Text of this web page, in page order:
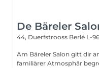
De Bäreler
44, Duerfstrooss Berlé L-
Am Bäreler Salon gitt dir
familiärer Atmosphär